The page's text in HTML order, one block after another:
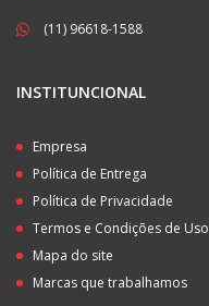
(11) 96618-1588
INSTITUNCIONAL
Empresa
Política de Entrega
Política de Privacidade
Termos e Condições de Uso
Mapa do site
Marcas que trabalhamos